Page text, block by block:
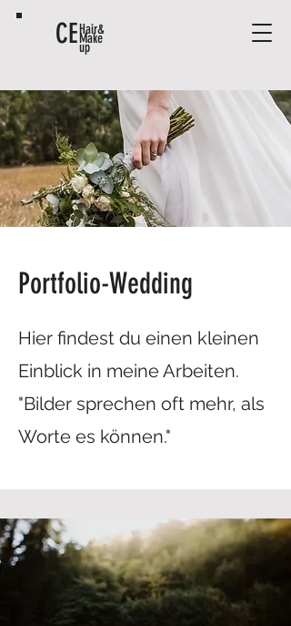
CEHair&
Make
up
Portfolio-Wedding
Hier findest du einen kleinen
Einblick in meine Arbeiten.
"Bilder sprechen oft mehr, als
Worte es können."